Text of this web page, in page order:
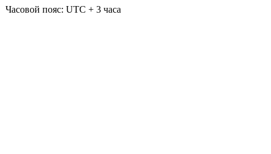
Часовой пояс: UTC + 3 часа